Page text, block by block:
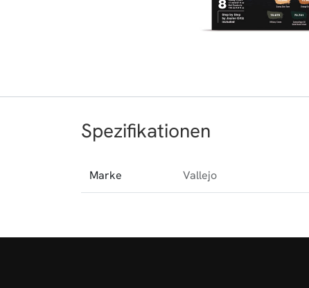
Spezifikationen
Marke Vallejo